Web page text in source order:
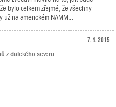
bylo celkem zřejmé, že všechny
na americkém NAMM...
7. 4. 2015
z dalekého severu.